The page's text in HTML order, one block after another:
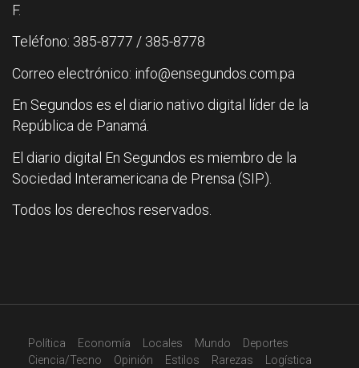
F.
Teléfono: 385-8777 / 385-8778
Correo electrónico: info@ensegundos.com.pa
En Segundos es el diario nativo digital líder de la
República de Panamá.
El diario digital En Segundos es miembro de la
Sociedad Interamericana de Prensa (SIP).
Todos los derechos reservados.
Política Economía Locales Mundo
Deportes
Ciencia/Tecno
Opinión Estilos Rarezas Logística